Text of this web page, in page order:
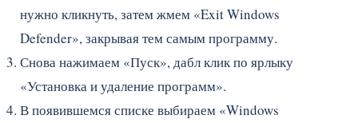
нужно кликнуть, затем жмем «Exit Windows
Defender», закрывая тем самым программу.
Снова нажимаем «Пуск», дабл клик по ярлыку
«Установка и удаление программ».
В появившемся списке выбираем «Windows